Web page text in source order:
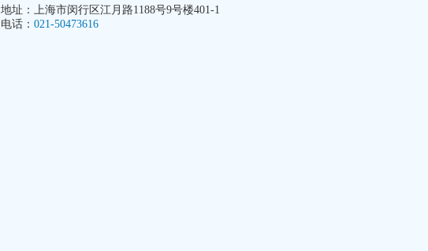
地址：上海市闵行区江月路1188号9号楼401-1
电话： 021-50473616